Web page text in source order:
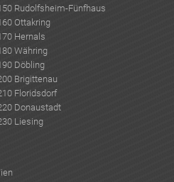
Rudolfsheim-Fünfhaus
Ottakring
Hernals
Währing
Döbling
Brigittenau
Floridsdorf
Donaustadt
Liesing